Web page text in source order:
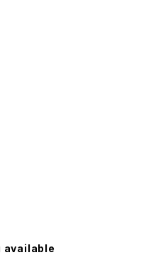
available